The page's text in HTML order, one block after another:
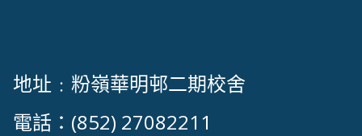
地址﹕粉嶺華明邨二期校舍
電話：(852) 27082211